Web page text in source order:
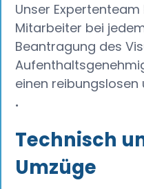
Unser
Mitarbeiter bei
Beantragung des
einen
.
Technisch
Umzüge